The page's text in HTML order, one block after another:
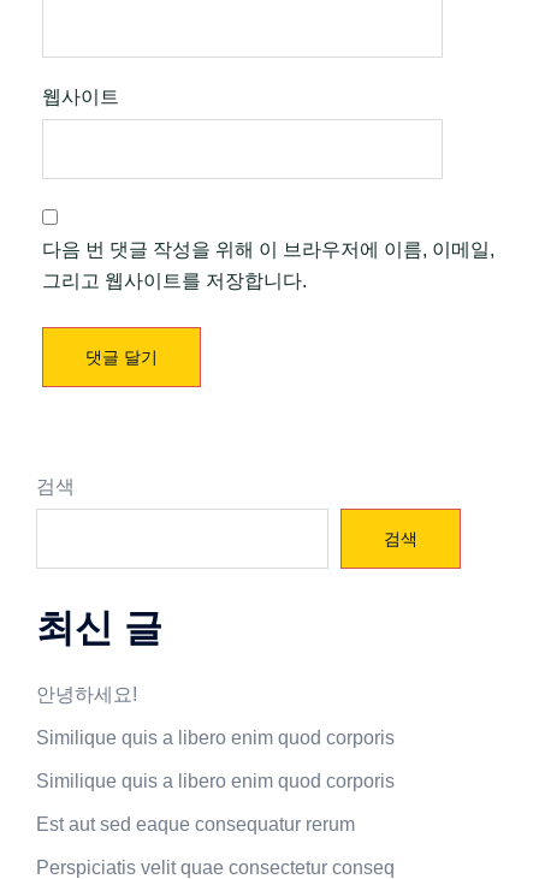
웹사이트
다음 번 댓글 작성을 위해 이 브라우저에 이름, 이메일,
그리고 웹사이트를 저장합니다.
검색
검색
최신 글
안녕하세요!
Similique quis a libero enim quod corporis
Similique quis a libero enim quod corporis
Est aut sed eaque consequatur rerum
Perspiciatis velit quae consectetur conseq